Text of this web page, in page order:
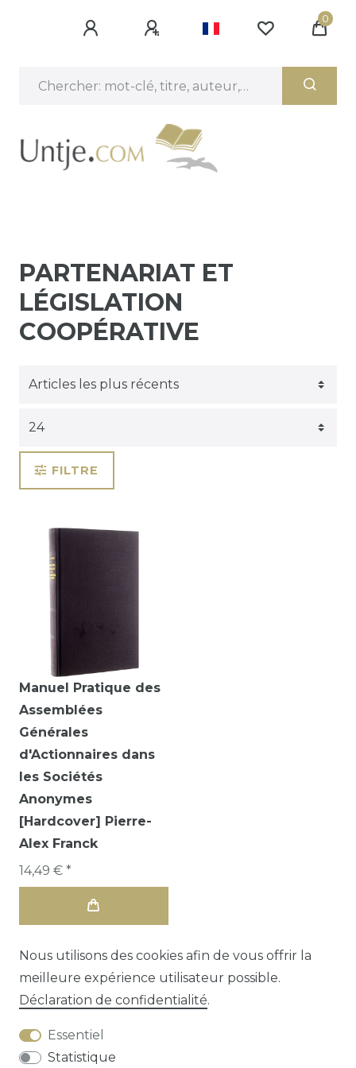
0
PARTENARIAT ET
LÉGISLATION
COOPÉRATIVE
FILTRE
Manuel Pratique des
Assemblées
Générales
d'Actionnaires dans
les Sociétés
Anonymes
[Hardcover] Pierre-
Alex Franck
14,49 € *
Nous utilisons des cookies afin de vous offrir la
meilleure expérience utilisateur possible.
Déclaration de confidentialité.
Essentiel
Statistique